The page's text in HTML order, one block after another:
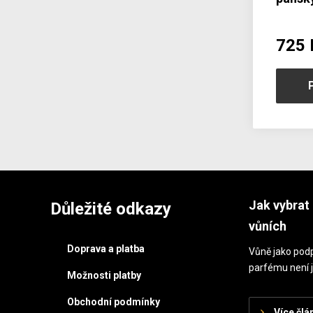
725
Důležité odkazy
Doprava a platba
Možnosti platby
Obchodní podmínky
Jak vybrat
vůních
Vůně jako
parfému není